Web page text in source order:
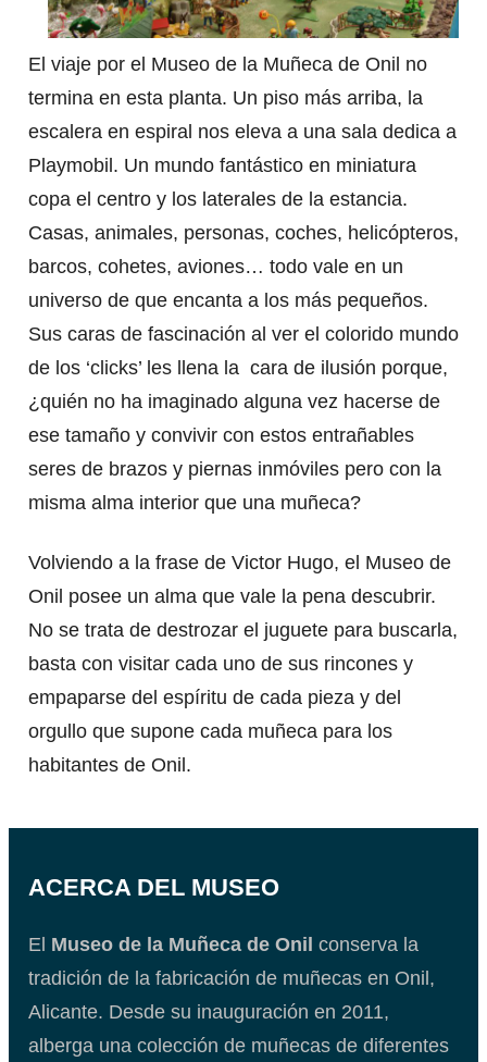
El viaje por el Museo de la Muñeca de Onil no
termina en esta planta. Un piso más arriba, la
escalera en espiral nos eleva a una sala dedica a
Playmobil. Un mundo fantástico en miniatura
copa el centro y los laterales de la estancia.
Casas, animales, personas, coches, helicópteros,
barcos, cohetes, aviones… todo vale en un
universo de que encanta a los más pequeños.
Sus caras de fascinación al ver el colorido mundo
de los ‘clicks’ les llena la cara de ilusión porque,
¿quién no ha imaginado alguna vez hacerse de
ese tamaño y convivir con estos entrañables
seres de brazos y piernas inmóviles pero con la
misma alma interior que una muñeca?
Volviendo a la frase de Victor Hugo, el Museo de
Onil posee un alma que vale la pena descubrir.
No se trata de destrozar el juguete para buscarla,
basta con visitar cada uno de sus rincones y
empaparse del espíritu de cada pieza y del
orgullo que supone cada muñeca para los
habitantes de Onil.
ACERCA DEL MUSEO
El Museo de la Muñeca de Onil conserva la
tradición de la fabricación de muñecas en Onil,
Alicante. Desde su inauguración en 2011,
alberga una colección de muñecas de diferentes